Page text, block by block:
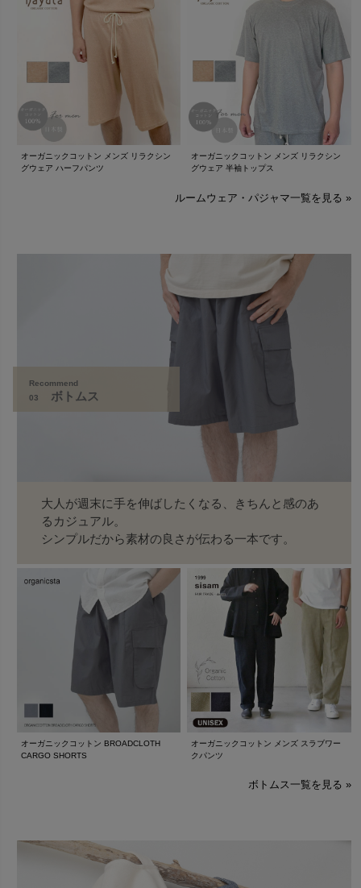
オーガニックコットン メンズ リラクシン
グウェア ハーフパンツ
オーガニックコットン メンズ リラクシン
グウェア 半袖トップス
ルームウェア・パジャマ一覧を見る »
Recommend
03
ボトムス
大人が週末に手を伸ばしたくなる、きちんと感のあ
るカジュアル。
シンプルだから素材の良さが伝わる一本です。
オーガニックコットン BROADCLOTH
CARGO SHORTS
オーガニックコットン メンズ スラブワー
クパンツ
ボトムス一覧を見る »